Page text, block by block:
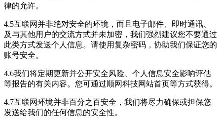
律的允许。
4.5互联网并非绝对安全的环境，而且电子邮件、即时通讯、
及与其他用户的交流方式并未加密，我们强烈建议您不要通过
此类方式发送个人信息。请使用复杂密码，协助我们保证您的
账号安全。
4.6我们将定期更新并公开安全风险、个人信息安全影响评估
等报告的有关内容。您可通过顺网科技网站首页等方式获得。
4.7互联网环境并非百分之百安全，我们将尽力确保或担保您
发送给我们的任何信息的安全性。